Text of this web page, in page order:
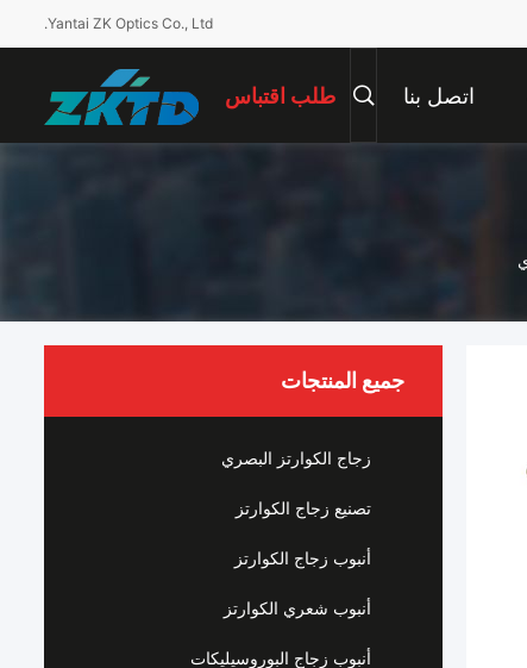
Yantai ZK Optics Co., Ltd.
اتصل بنا طلب اقتباس
جميع المنتجات
زجاج الكوارتز البصري
تصنيع زجاج الكوارتز
أنبوب زجاج الكوارتز
أنبوب شعري الكوارتز
أنبوب زجاج البوروسيليكات